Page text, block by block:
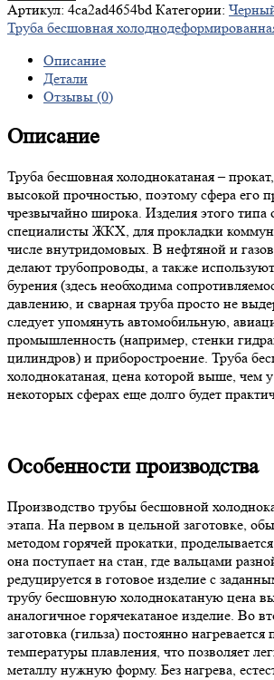
Артикул: 4ca2ad4654bd Категории:
Труба бесшовная
Описание
Детали
Отзывы (0)
Описание
Труба бесшовная холоднокатаная –
высокой прочностью, поэтому сфера его
чрезвычайно широка. Изделия этого типа
специалисты ЖКХ, для прокладки
числе внутридомовых. В нефтяной и
делают трубопроводы, а также
бурения (здесь необходима
давлению, и сварная труба просто не
следует упомянуть автомобильную,
промышленность (например, стенки
цилиндров) и приборостроение. Труба
холоднокатаная, цена которой выше, чем
некоторых сферах еще долго будет
Особенности производства
Производство трубы бесшовной
этапа. На первом в цельной заготовке,
методом горячей прокатки,
она поступает на стан, где вальцами
редуцируется в готовое изделие с
трубу бесшовную холоднокатаную цена
аналогичное горячекатаное изделие. Во
заготовка (гильза) постоянно нагревается
температуры плавления, что позволяет
металлу нужную форму. Без нагрева,